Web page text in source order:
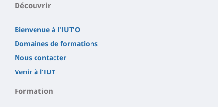
Découvrir
Bienvenue à l'IUT'O
Domaines de formations
Nous contacter
Venir à l'IUT
Formation